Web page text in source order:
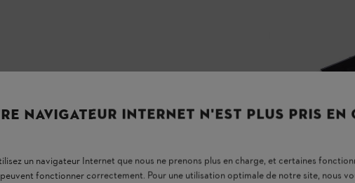
NAVIGATEUR INTERNET N'EST PLUS PRIS EN
un navigateur Internet que nous ne prenons plus en charge, et certaines
fonctionner correctement. Pour une utilisation optimale de notre site, nous